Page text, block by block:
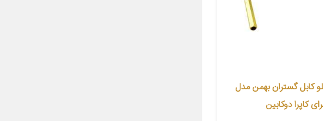
کابل گستران بهمن مدل